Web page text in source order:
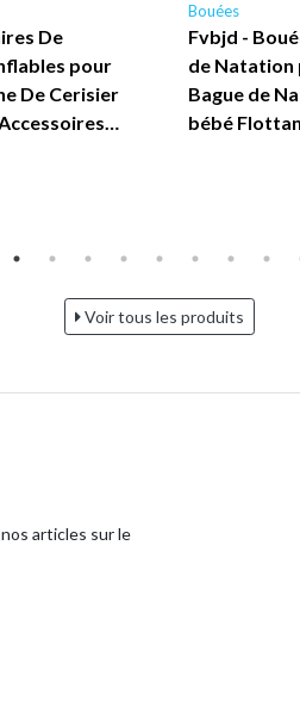
De
pour
De Cerisier
Bouées
Fvbjd -
de Natation
Bague de
bébé
Voir tous les produits
articles sur le